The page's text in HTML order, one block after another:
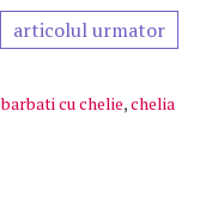
articolul urmator
barbati cu chelie,chelia